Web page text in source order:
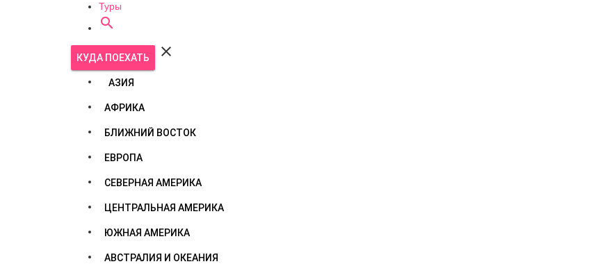
Туры

КУДА ПОЕХАТЬ 
АЗИЯ
АФРИКА
БЛИЖНИЙ ВОСТОК
ЕВРОПА
СЕВЕРНАЯ АМЕРИКА
ЦЕНТРАЛЬНАЯ АМЕРИКА
ЮЖНАЯ АМЕРИКА
АВСТРАЛИЯ И ОКЕАНИЯ